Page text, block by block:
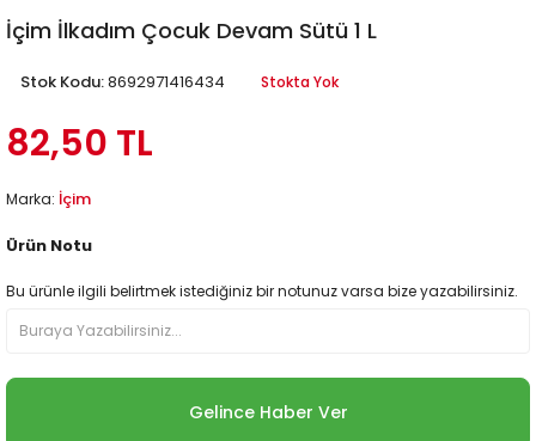
İçim İlkadım Çocuk Devam Sütü 1 L
Stok Kodu:8692971416434 Stokta Yok
82,50 TL
Marka: İçim
Ürün Notu
Bu ürünle ilgili belirtmek istediğiniz bir notunuz varsa bize yazabilirsiniz.
Gelince Haber Ver